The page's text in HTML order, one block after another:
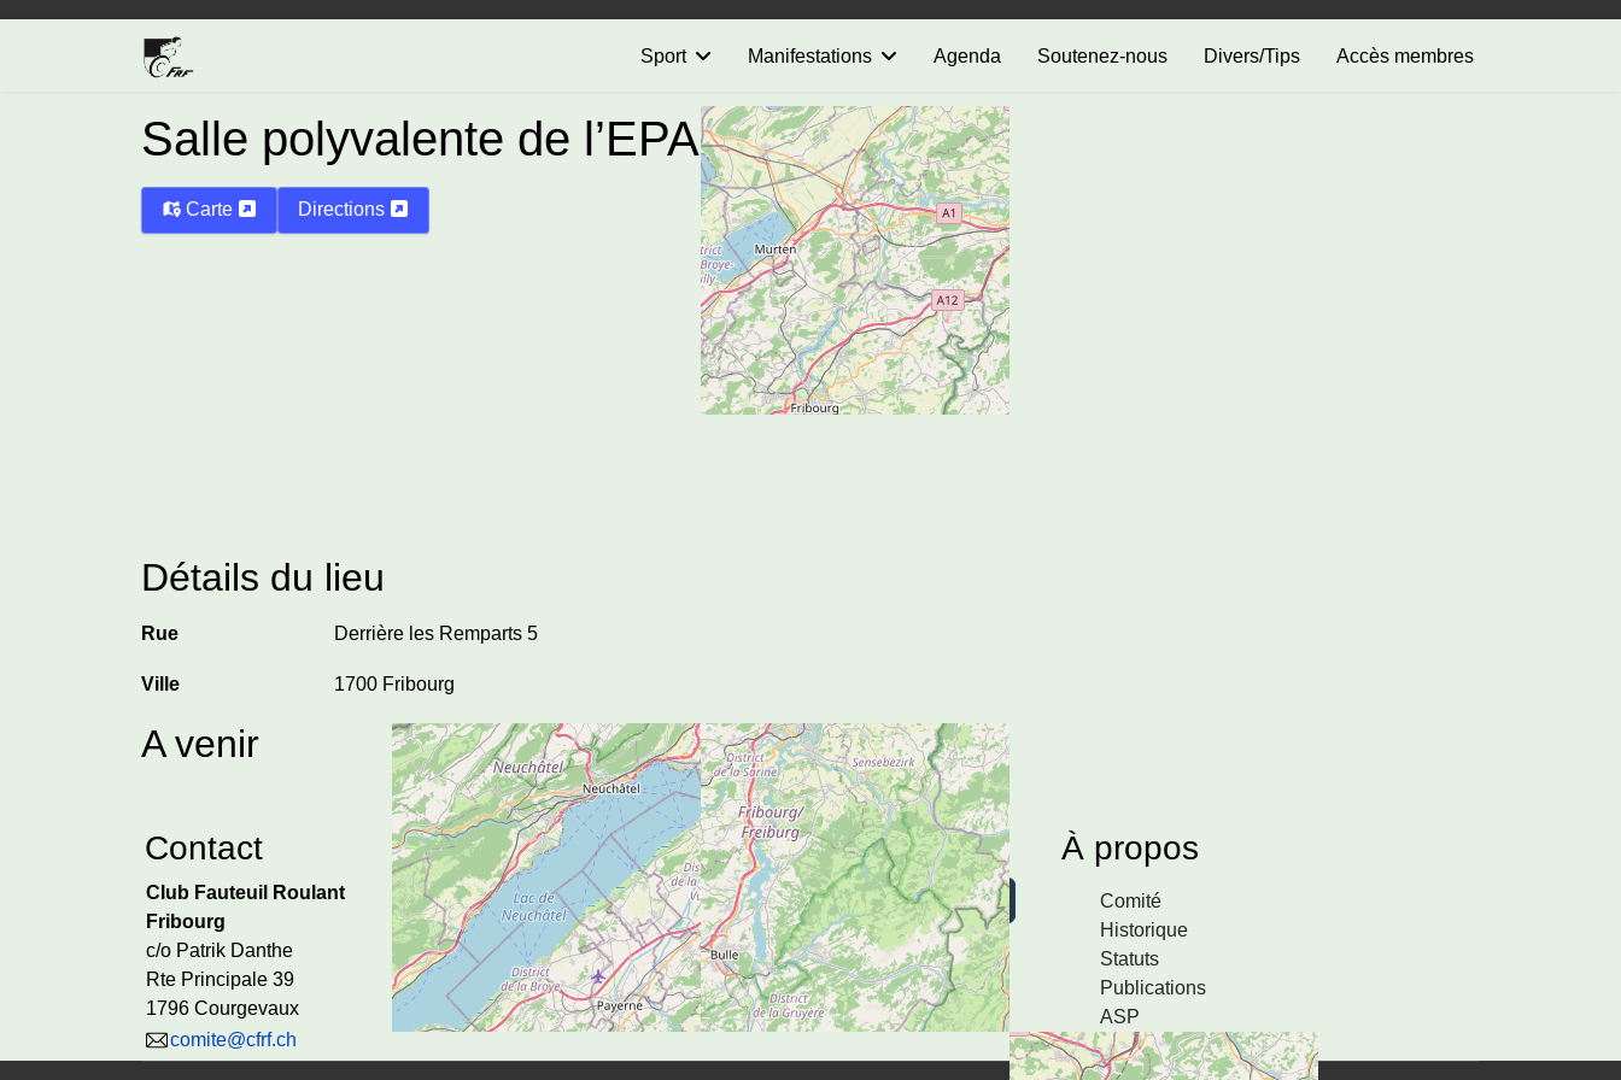
Sport Manifestations Agenda Soutenez-nous Divers/Tips Accès membres
Salle polyvalente de l’EPAI
Carte Directions
Détails du lieu
Rue Derrière les Remparts 5
Ville 1700 Fribourg
A venir
Contact
Club Fauteuil Roulant
Fribourg
c/o Patrik Danthe
Rte Principale 39
1796 Courgevaux
comite@cfrf.ch
Soutenez-nous
Toutes les informations pour votre versement
À propos
Comité
Historique
Statuts
Publications
ASP